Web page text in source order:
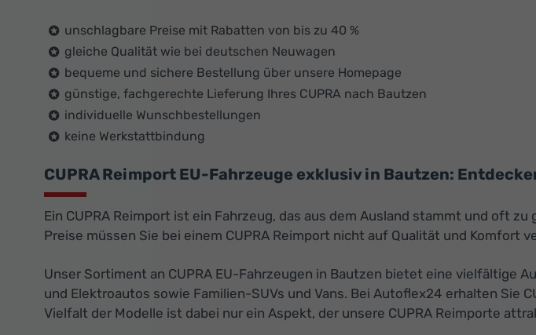
unschlagbare Preise mit Rabatten von bis zu 40 %
gleiche Qualität wie bei deutschen Neuwagen
bequeme und sichere Bestellung über unsere Homepage
günstige, fachgerechte Lieferung Ihres CUPRA nach Bautzen
individuelle Wunschbestellungen
keine Werkstattbindung
CUPRA Reimport EU-Fahrzeuge exklusiv in Bautzen:
Ein CUPRA Reimport ist ein Fahrzeug, das aus dem Ausland stammt und oft
Preise müssen Sie bei einem CUPRA Reimport nicht auf Qualität und Komfort
Unser Sortiment an CUPRA EU-Fahrzeugen in Bautzen bietet eine vielfältige
und Elektroautos sowie Familien-SUVs und Vans. Bei Autoflex24 erhalten Sie
Vielfalt der Modelle ist dabei nur ein Aspekt, der unsere CUPRA Reimporte